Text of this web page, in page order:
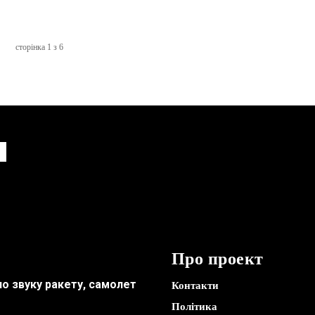
сторінка 1 з 6
звуку ракету, самолет
Про проект
Контакти
Політика